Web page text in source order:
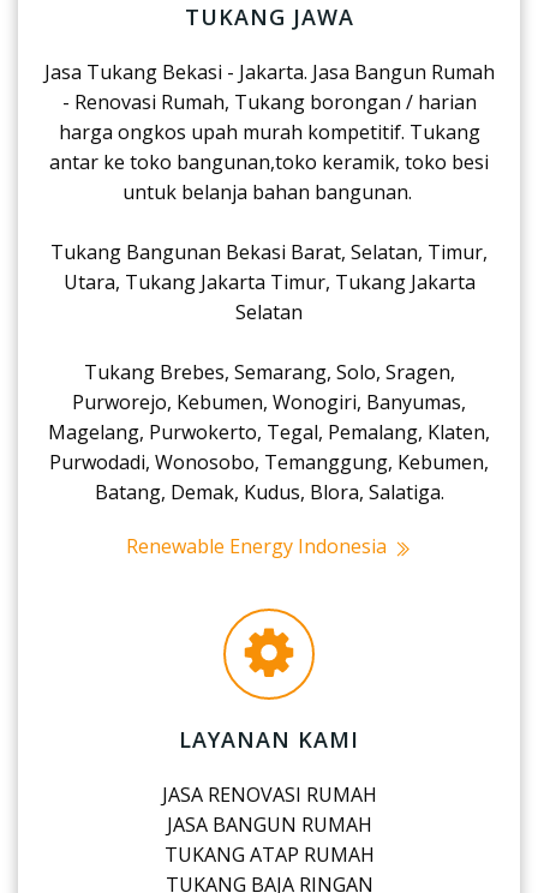
TUKANG JAWA
Jasa Tukang Bekasi - Jakarta. Jasa Bangun Rumah
- Renovasi Rumah, Tukang borongan / harian
harga ongkos upah murah kompetitif. Tukang
antar ke toko bangunan,toko keramik, toko besi
untuk belanja bahan bangunan.
Tukang Bangunan Bekasi Barat, Selatan, Timur,
Utara, Tukang Jakarta Timur, Tukang Jakarta
Selatan
Tukang Brebes, Semarang, Solo, Sragen,
Purworejo, Kebumen, Wonogiri, Banyumas,
Magelang, Purwokerto, Tegal, Pemalang, Klaten,
Purwodadi, Wonosobo, Temanggung, Kebumen,
Batang, Demak, Kudus, Blora, Salatiga.
Renewable Energy Indonesia
LAYANAN KAMI
JASA RENOVASI RUMAH
JASA BANGUN RUMAH
TUKANG ATAP RUMAH
TUKANG BAJA RINGAN